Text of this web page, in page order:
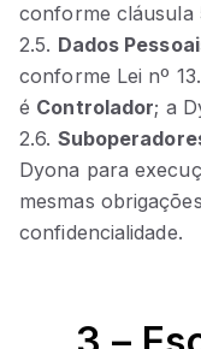
conforme cláusula
2.5. Dados
conforme Lei nº
é Controlador; a
2.6.
Dyona para
mesmas
confidencialidade.